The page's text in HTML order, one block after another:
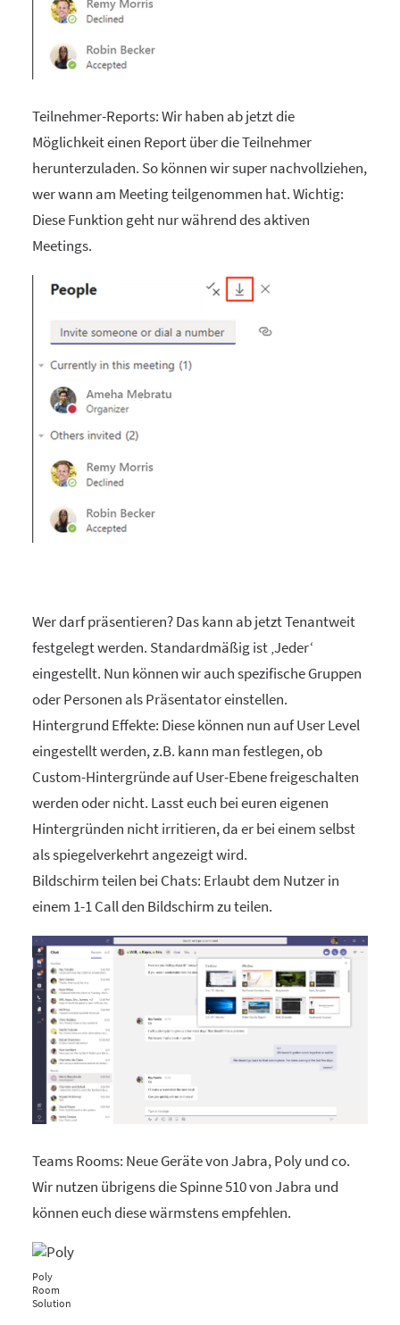
Teilnehmer-Reports: Wir haben ab jetzt die
Möglichkeit einen Report über die Teilnehmer
herunterzuladen. So können wir super nachvollziehen,
wer wann am Meeting teilgenommen hat. Wichtig:
Diese Funktion geht nur während des aktiven
Meetings.
Wer darf präsentieren? Das kann ab jetzt Tenantweit
festgelegt werden. Standardmäßig ist ‚Jeder‘
eingestellt. Nun können wir auch spezifische Gruppen
oder Personen als Präsentator einstellen.
Hintergrund Effekte: Diese können nun auf User Level
eingestellt werden, z.B. kann man festlegen, ob
Custom-Hintergründe auf User-Ebene freigeschalten
werden oder nicht. Lasst euch bei euren eigenen
Hintergründen nicht irritieren, da er bei einem selbst
als spiegelverkehrt angezeigt wird.
Bildschirm teilen bei Chats: Erlaubt dem Nutzer in
einem 1-1 Call den Bildschirm zu teilen.
Teams Rooms: Neue Geräte von Jabra, Poly und co.
Wir nutzen übrigens die Spinne 510 von Jabra und
können euch diese wärmstens empfehlen.
Poly
Room
Solution